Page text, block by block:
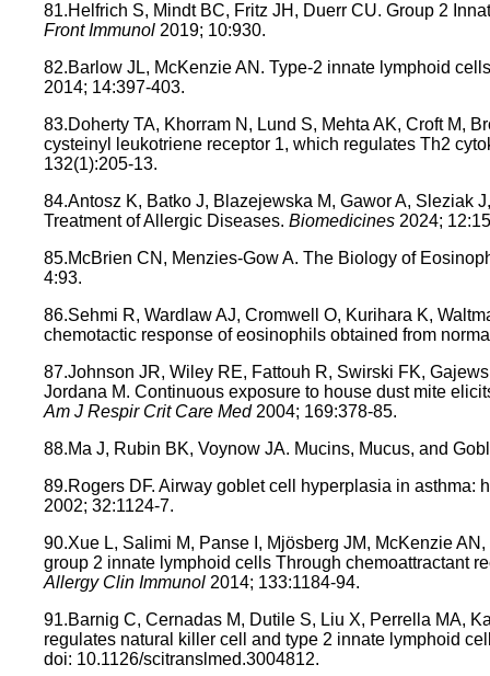
81.Helfrich S, Mindt BC, Fritz JH, Duerr CU. Group 2
Front Immunol 2019; 10:930.
82.Barlow JL, McKenzie AN. Type-2 innate lymphoid
2014; 14:397-403.
83.Doherty TA, Khorram N, Lund S, Mehta AK, Croft M,
cysteinyl leukotriene receptor 1, which regulates Th2
132(1):205-13.
84.Antosz K, Batko J, Blazejewska M, Gawor A, Sleziak
Treatment of Allergic Diseases. Biomedicines 2024;
85.McBrien CN, Menzies-Gow A. The Biology of
4:93.
86.Sehmi R, Wardlaw AJ, Cromwell O, Kurihara K,
chemotactic response of eosinophils obtained from
87.Johnson JR, Wiley RE, Fattouh R, Swirski FK,
Jordana M. Continuous exposure to house dust mite
Am J Respir Crit Care Med 2004; 169:378-85.
88.Ma J, Rubin BK, Voynow JA. Mucins, Mucus, and
89.Rogers DF. Airway goblet cell hyperplasia in asthma:
2002; 32:1124-7.
90.Xue L, Salimi M, Panse I, Mjösberg JM, McKenzie
group 2 innate lymphoid cells Through chemoattractant
Allergy Clin Immunol 2014; 133:1184-94.
91.Barnig C, Cernadas M, Dutile S, Liu X, Perrella MA,
regulates natural killer cell and type 2 innate lymphoid
doi: 10.1126/scitranslmed.3004812.